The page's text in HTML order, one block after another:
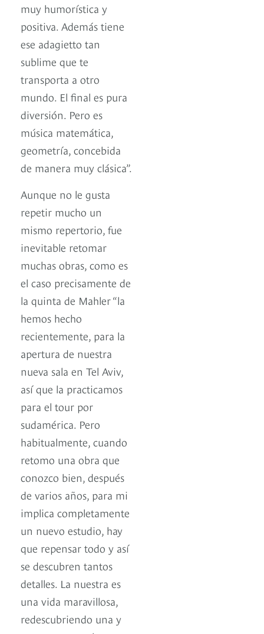
muy humorística y
positiva. Además tiene
ese adagietto tan
sublime que te
transporta a otro
mundo. El final es pura
diversión. Pero es
música matemática,
geometría, concebida
de manera muy clásica”.
Aunque no le gusta
repetir mucho un
mismo repertorio, fue
inevitable retomar
muchas obras, como es
el caso precisamente de
la quinta de Mahler “la
hemos hecho
recientemente, para la
apertura de nuestra
nueva sala en Tel Aviv,
así que la practicamos
para el tour por
sudamérica. Pero
habitualmente, cuando
retomo una obra que
conozco bien, después
de varios años, para mi
implica completamente
un nuevo estudio, hay
que repensar todo y así
se descubren tantos
detalles. La nuestra es
una vida maravillosa,
redescubriendo una y